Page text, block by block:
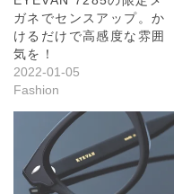
ガネでセンスアップ。か
けるだけで高感度な雰囲
気を！
2022-01-05
Fashion